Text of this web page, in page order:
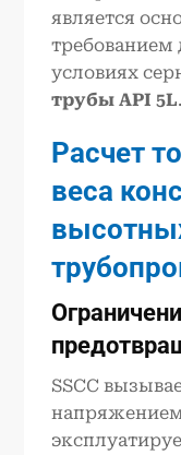
является
требованием
условиях
трубы API 5L.
Расчет
веса
SSCC